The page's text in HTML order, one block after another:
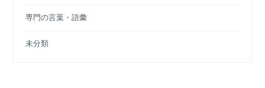
専門の言葉・語彙
未分類